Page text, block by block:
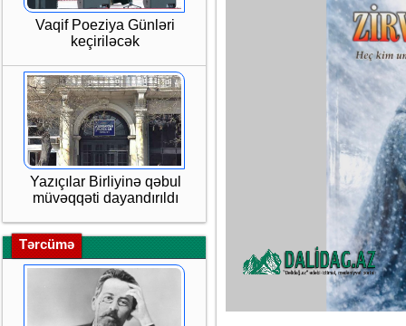
Vaqif Poeziya Günləri
keçiriləcək
Yazıçılar Birliyinə qəbul
müvəqqəti dayandırıldı
Tərcümə